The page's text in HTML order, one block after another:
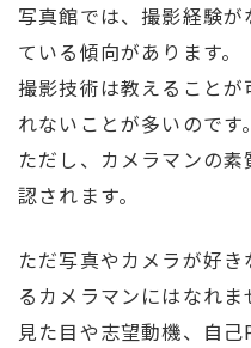
写真館では、撮影経験
ている傾向があります。
撮影技術は教えること
れないことが多いのです。
ただし、カメラマンの
認されます。
ただ写真やカメラが好
るカメラマンにはなれま
見た目や志望動機、自